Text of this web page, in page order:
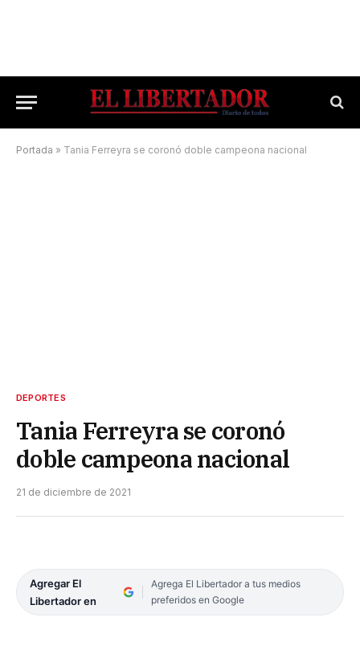
Portada » Tania Ferreyra se coronó doble campeona nacional
DEPORTES
Tania Ferreyra se coronó
doble campeona nacional
21 de diciembre de 2021
Agregar El
Libertador en
Agrega El Libertador a tus medios
preferidos en Google